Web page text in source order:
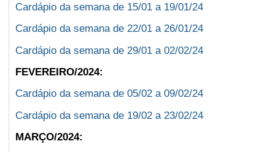
Cardápio da semana de 15/01 a 19/01/24
Cardápio da semana de 22/01 a 26/01/24
Cardápio da semana de 29/01 a 02/02/24
FEVEREIRO/2024:
Cardápio da semana de 05/02 a 09/02/24
Cardápio da semana de 19/02 a 23/02/24
MARÇO/2024: